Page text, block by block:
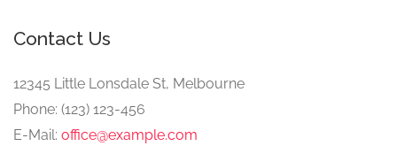
Contact Us
12345 Little Lonsdale St, Melbourne
Phone: (123) 123-456
E-Mail: office@example.com